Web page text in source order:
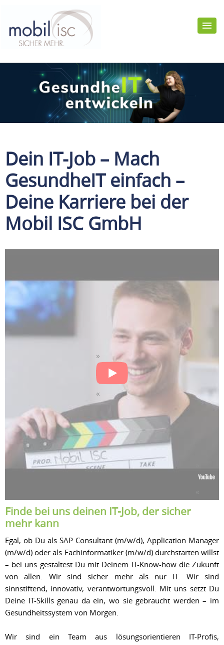
Dein IT-Job – Mach
GesundheIT einfach –
Deine Karriere bei der
Mobil ISC GmbH
Finde bei uns deinen IT-Job, der sicher
mehr kann
Egal, ob Du als SAP Consultant (m/w/d), Application Manager
(m/w/d) oder als Fachinformatiker (m/w/d) durchstarten willst
– bei uns gestaltest Du mit Deinem IT-Know-how die Zukunft
von allen. Wir sind sicher mehr als nur IT. Wir sind
sinnstiftend, innovativ, verantwortungsvoll. Mit uns setzt Du
Deine IT-Skills genau da ein, wo sie gebraucht werden – im
Gesundheitssystem von Morgen.
Wir sind ein Team aus lösungsorientieren IT-Profis,